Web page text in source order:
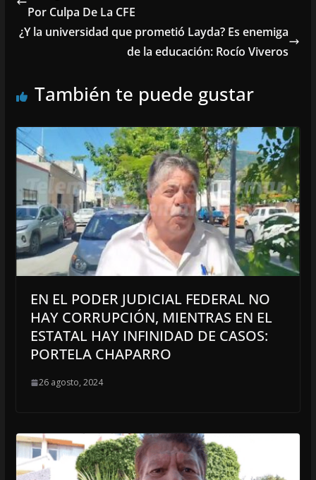
Por Culpa De La CFE
¿Y la universidad que prometió Layda? Es enemiga
de la educación: Rocío Viveros
También te puede gustar
EN EL PODER JUDICIAL FEDERAL NO
HAY CORRUPCIÓN, MIENTRAS EN EL
ESTATAL HAY INFINIDAD DE CASOS:
PORTELA CHAPARRO
26 agosto, 2024